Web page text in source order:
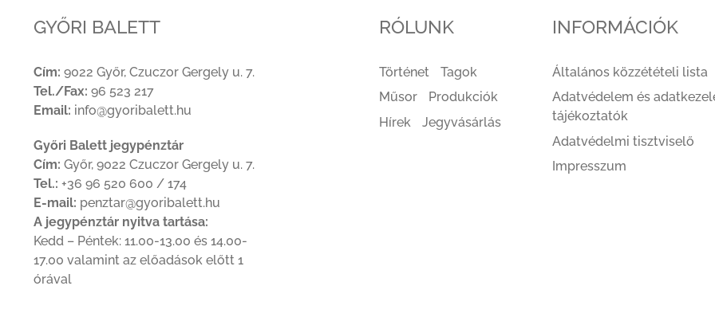
GYŐRI BALETT
Cím: 9022 Győr, Czuczor Gergely u. 7.
Tel./Fax: 96 523 217
Email: info@gyoribalett.hu
Győri Balett jegypénztár
Cím: Győr, 9022 Czuczor Gergely u. 7.
Tel.: +36 96 520 600 / 174
E-mail: penztar@gyoribalett.hu
A jegypénztár nyitva tartása:
Kedd – Péntek: 11.00-13.00 és 14.00-
17.00 valamint az előadások előtt 1
órával
RÓLUNK
Történet
Tagok
Műsor
Produkciók
Hírek
Jegyvásárlás
INFORMÁCIÓK
Általános közzétételi lista
Adatvédelem és
tájékoztatók
Adatvédelmi tisztviselő
Impresszum